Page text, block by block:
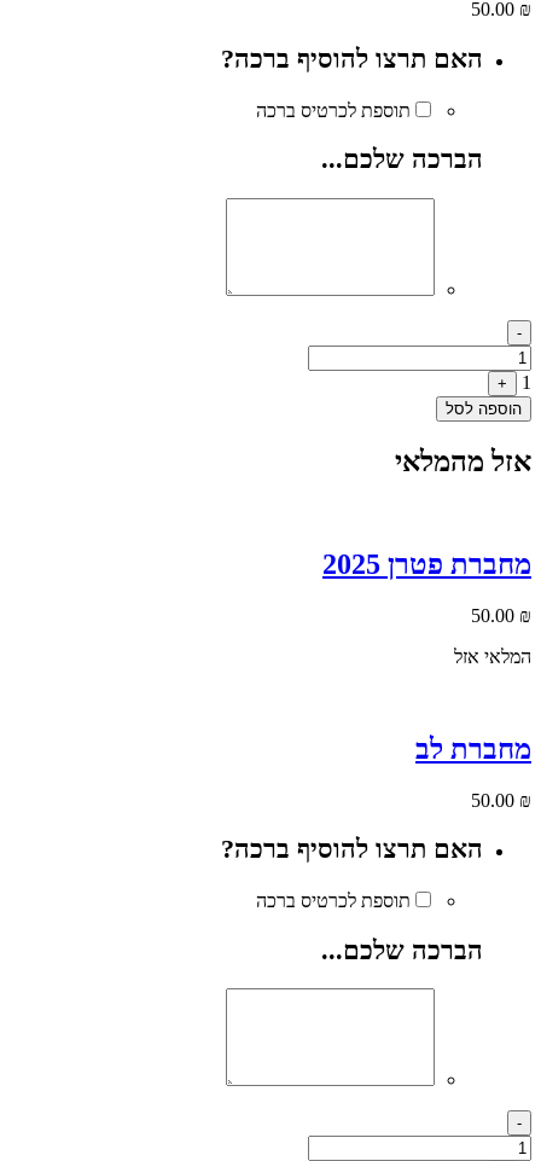
50.00 ₪
האם תרצו להוסיף ברכה?
תוספת לכרטיס ברכה
הברכה שלכם...
Quantity
-
1
+
הוספה לסל
אזל מהמלאי
מחברת פטרן 2025
50.00 ₪
המלאי אזל
מחברת לב
50.00 ₪
האם תרצו להוסיף ברכה?
תוספת לכרטיס ברכה
הברכה שלכם...
Quantity
-